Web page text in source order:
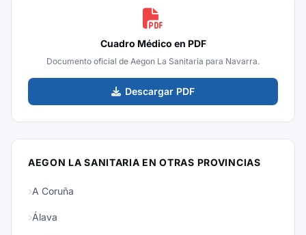
Cuadro Médico en PDF
Documento oficial de Aegon La Sanitaria para Navarra.
Descargar PDF
AEGON LA SANITARIA EN OTRAS PROVINCIAS
A Coruña
Álava